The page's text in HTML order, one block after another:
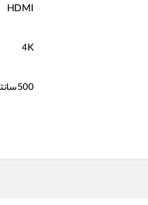
HDMI
4K
500 سانتیمتر